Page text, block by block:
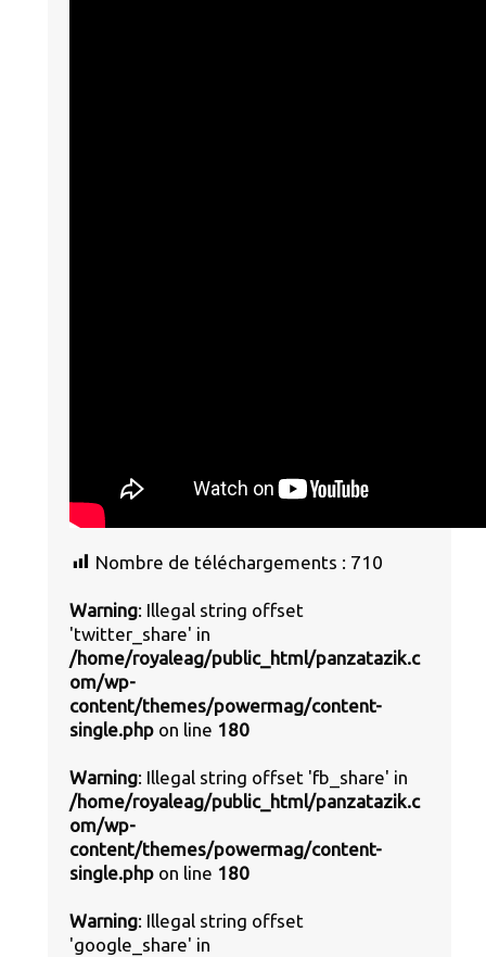
Nombre de téléchargements : 710
Warning: Illegal string offset
'twitter_share' in
/home/royaleag/public_html/panzatazik.c
om/wp-
content/themes/powermag/content-
single.php on line 180
Warning: Illegal string offset 'fb_share' in
/home/royaleag/public_html/panzatazik.c
om/wp-
content/themes/powermag/content-
single.php on line 180
Warning: Illegal string offset
'google_share' in